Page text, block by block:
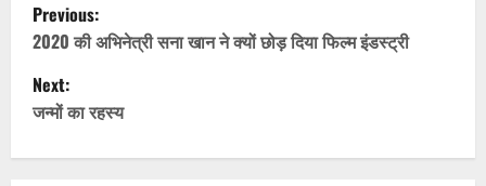
o
s
Previous:
2020 की अभिनेत्री सना खान ने क्यों छोड़ दिया फिल्म इंडस्ट्री
Next:
जन्मों का रहस्य